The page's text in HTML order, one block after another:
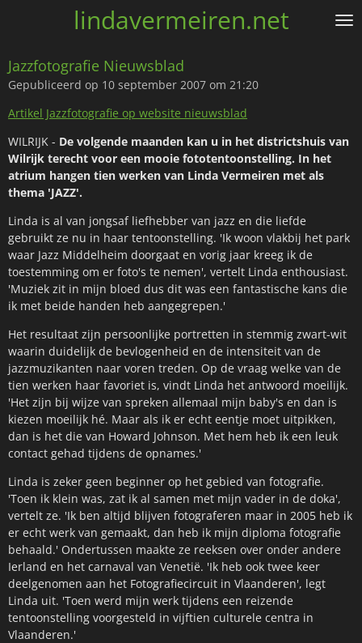
de
hoofdinhoud
lindavermeiren.net
Jazzfotografie Nieuwsblad
Gepubliceerd op 10 september 2007 om 21:20
Artikel Jazzfotografie op website nieuwsblad
WILRIJK - De volgende maanden kan u in het districtshuis van
Wilrijk terecht voor een mooie fototentoonstelling. In het
atrium hangen tien werken van Linda Vermeiren met als
thema 'JAZZ'.
Linda is al van jongsaf liefhebber van jazz en die liefde
gebruikt ze nu in haar tentoonstelling. 'Ik woon vlakbij het park
waar Jazz Middelheim doorgaat en vorig jaar kreeg ik de
toestemming om er foto's te nemen', vertelt Linda enthousiast.
'Muziek zit in mijn bloed dus dit was een fantastische kans die
ik met beide handen heb aangegrepen.'
Het resultaat zijn persoonlijke portretten in stemmig zwart-wit
waarin duidelijk de bevlogenheid en de intensiteit van de
jazzmuzikanten naar voren treden. Op de vraag welke van de
tien werken haar favoriet is, vindt Linda het antwoord moeilijk.
'Het zijn bij wijze van spreken allemaal mijn baby's en dan is
kiezen moeilijk hé. Maar als ik er echt eentje moet uitpikken,
dan is het die van Howard Johnson. Met hem heb ik een leuk
contact gehad tijdens de opnames.'
Linda is zeker geen beginner op het gebied van fotografie.
'Toen ik klein was, zat ik al samen met mijn vader in de doka',
vertelt ze. 'Ik ben altijd blijven fotograferen maar in 2005 heb ik
er echt werk van gemaakt, dan heb ik mijn diploma fotografie
behaald.' Ondertussen maakte ze reeksen over onder andere
Ierland en het carnaval van Venetië. 'Ik heb ook twee keer
deelgenomen aan het Fotografiecircuit in Vlaanderen', legt
Linda uit. 'Toen werd mijn werk tijdens een reizende
tentoonstelling voorgesteld in vijftien culturele centra in
Vlaanderen.'